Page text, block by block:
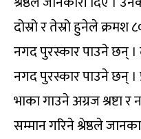
दोस्रो र तेस्रो हुनेले क्रमश
नगद पुरस्कार पाउने छन् ।
नगद पुरस्कार पाउने छन् ।
भाका गाउने अग्रज श्रष्टा
सम्मान गरिने श्रेष्ठले